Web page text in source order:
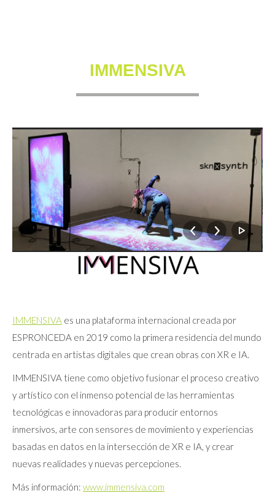
IMMENSIVA
IMMENSIVA es una plataforma internacional creada por
ESPRONCEDA en 2019 como la primera residencia del mundo
centrada en artistas digitales que crean obras con XR e IA.
IMMENSIVA tiene como objetivo fusionar el proceso creativo
y artístico con el inmenso potencial de las herramientas
tecnológicas e innovadoras para producir entornos
inmersivos, arte con sensores de movimiento y experiencias
basadas en datos en la intersección de XR e IA, y crear
nuevas realidades y nuevas percepciones.
Más información: www.immensiva.com